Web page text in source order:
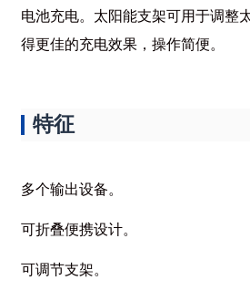
电池充电。太阳能支架可用于调整
得更佳的充电效果，操作简便。
特征
多个输出设备。
可折叠便携设计。
可调节支架。